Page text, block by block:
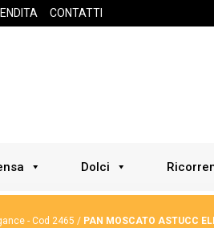
CONTATTI
Dolci
- Cod 2465 / PAN MOSCATO ASTUCC